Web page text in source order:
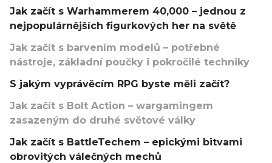
Jak začít s Warhammerem 40,000 – jednou z
nejpopulárnějších figurkových her na světě
Jak začít s barvením modelů – potřebné
nástroje, základní poučky i pokročilé techniky
S jakým vyprávěcím RPG byste měli začít?
Jak začít s Bolt Action – wargamingem
zasazeným do druhé světové války
Jak začít s BattleTechem – epickými bitvami
obrovitých válečných mechů